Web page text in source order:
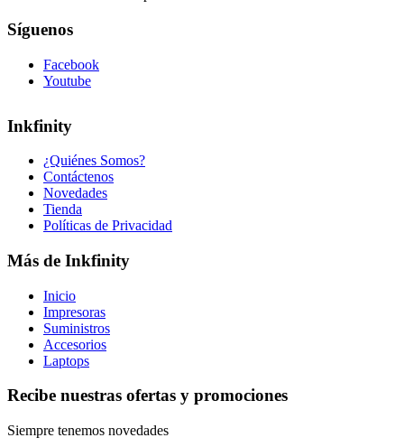
Síguenos
Facebook
Youtube
Inkfinity
¿Quiénes Somos?
Contáctenos
Novedades
Tienda
Políticas de Privacidad
Más de Inkfinity
Inicio
Impresoras
Suministros
Accesorios
Laptops
Recibe nuestras ofertas y promociones
Siempre tenemos novedades